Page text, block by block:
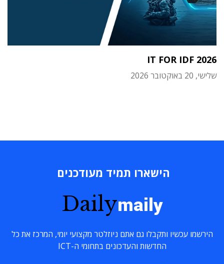
IT FOR IDF 2026
שלישי, 20 באוקטובר 2026
הישארו תמיד מעודכנים
Dailymaily
הירשמו עכשיו ותקבלו גם אתם ניוזלטר מקצועי יומי, המרכז את כל
החדשות והעדכונים בתחומי ה-ICT